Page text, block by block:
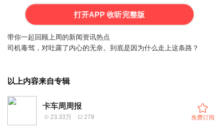
打开APP 收听完整版
带你一起回顾上周的新闻资讯热点
司机毒驾，对吐露了内心的无奈。到底是因为什么走上这条路？
以上内容来自专辑
卡车周周报
23.33万 278 免费订阅